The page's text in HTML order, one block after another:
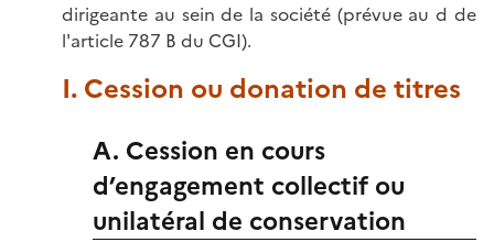
dirigeante au sein de la société (prévue au d de
l'article 787 B du CGI).
I. Cession ou donation de titres
A. Cession en cours
d’engagement collectif ou
unilatéral de conservation